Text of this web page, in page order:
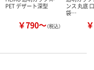
PET デザート深型
￥790～（税込）
ンス 丸底
袋…